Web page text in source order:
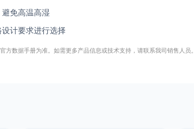
免高温高湿
计要求进行选择
方数据手册为准。如需更多产品信息或技术支持，请联系我司销售人员。